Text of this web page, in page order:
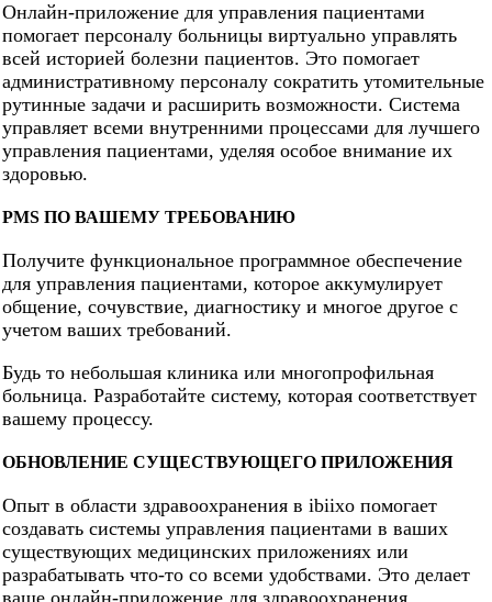
Онлайн-приложение для управления пациентами
помогает персоналу больницы виртуально управлять
всей историей болезни пациентов. Это помогает
административному персоналу сократить утомительные
рутинные задачи и расширить возможности. Система
управляет всеми внутренними процессами для лучшего
управления пациентами, уделяя особое внимание их
здоровью.
PMS ПО ВАШЕМУ ТРЕБОВАНИЮ
Получите функциональное программное обеспечение
для управления пациентами, которое аккумулирует
общение, сочувствие, диагностику и многое другое с
учетом ваших требований.
Будь то небольшая клиника или многопрофильная
больница. Разработайте систему, которая соответствует
вашему процессу.
ОБНОВЛЕНИЕ СУЩЕСТВУЮЩЕГО ПРИЛОЖЕНИЯ
Опыт в области здравоохранения в ibiixo помогает
создавать системы управления пациентами в ваших
существующих медицинских приложениях или
разрабатывать что-то со всеми удобствами. Это делает